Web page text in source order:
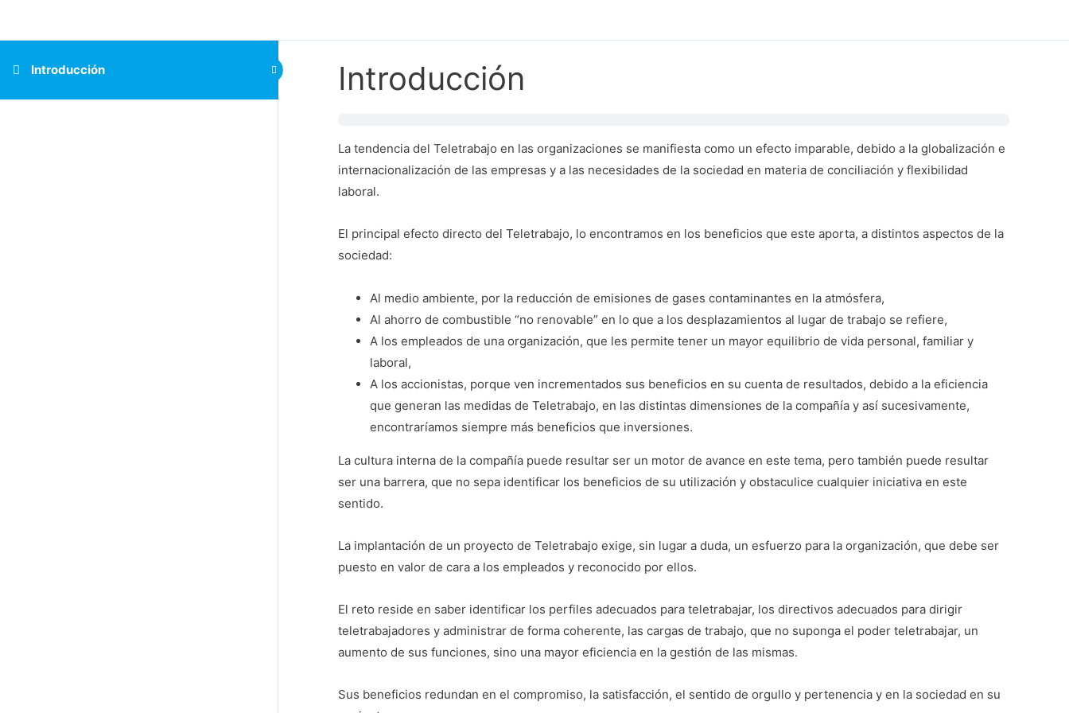
Introducción Introducción
La tendencia del Teletrabajo en las organizaciones se manifiesta como un efecto imparable, debido a la globalización e
internacionalización de las empresas y a las necesidades de la sociedad en materia de conciliación y flexibilidad
laboral.
El principal efecto directo del Teletrabajo, lo encontramos en los beneficios que este aporta, a distintos aspectos de la
sociedad:
Al medio ambiente, por la reducción de emisiones de gases contaminantes en la atmósfera,
Al ahorro de combustible “no renovable” en lo que a los desplazamientos al lugar de trabajo se refiere,
A los empleados de una organización, que les permite tener un mayor equilibrio de vida personal, familiar y
laboral,
A los accionistas, porque ven incrementados sus beneficios en su cuenta de resultados, debido a la eficiencia
que generan las medidas de Teletrabajo, en las distintas dimensiones de la compañía y así sucesivamente,
encontraríamos siempre más beneficios que inversiones.
La cultura interna de la compañía puede resultar ser un motor de avance en este tema, pero también puede resultar
ser una barrera, que no sepa identificar los beneficios de su utilización y obstaculice cualquier iniciativa en este
sentido.
La implantación de un proyecto de Teletrabajo exige, sin lugar a duda, un esfuerzo para la organización, que debe ser
puesto en valor de cara a los empleados y reconocido por ellos.
El reto reside en saber identificar los perfiles adecuados para teletrabajar, los directivos adecuados para dirigir
teletrabajadores y administrar de forma coherente, las cargas de trabajo, que no suponga el poder teletrabajar, un
aumento de sus funciones, sino una mayor eficiencia en la gestión de las mismas.
Sus beneficios redundan en el compromiso, la satisfacción, el sentido de orgullo y pertenencia y en la sociedad en su